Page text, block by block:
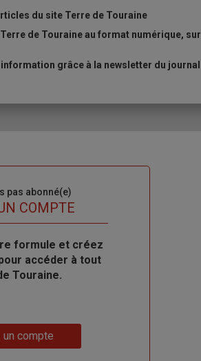
du site Terre de Touraine
de Touraine au format numérique, sur
information grâce à la newsletter du journal
pas abonné(e)
COMPTE
formule et créez
accéder à tout
Touraine.
un compte